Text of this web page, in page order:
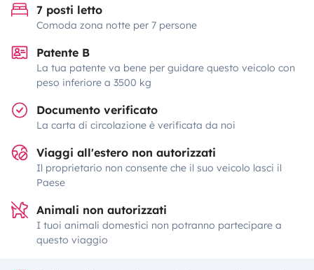
7 posti letto
Comoda zona notte per 7 persone
Patente B
La tua patente va bene per guidare questo veicolo con
peso inferiore a 3500 kg
Documento verificato
La carta di circolazione è verificata da noi
Viaggi all'estero non autorizzati
Il proprietario non consente che il suo veicolo lasci il
Paese
Animali non autorizzati
I tuoi animali domestici non potranno partecipare a
questo viaggio